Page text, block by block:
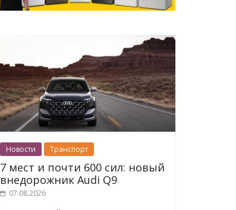
Новости Транспорт
7 мест и почти 600 сил: новый
внедорожник Audi Q9
07.08.2026